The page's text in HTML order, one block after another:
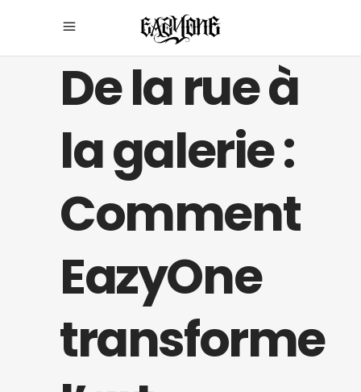
De la rue à
la galerie :
Comment
EazyOne
transforme